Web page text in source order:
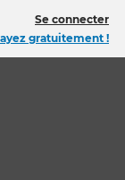
Se connecter
gratuitement !